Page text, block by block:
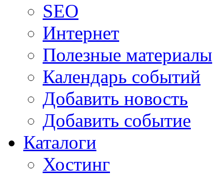
SEO
Интернет
Полезные материалы
Календарь событий
Добавить новость
Добавить событие
Каталоги
Хостинг